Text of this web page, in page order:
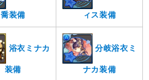
喬装備 ィス装備
浴衣ミナカ
装備
分岐浴衣ミ
ナカ装備